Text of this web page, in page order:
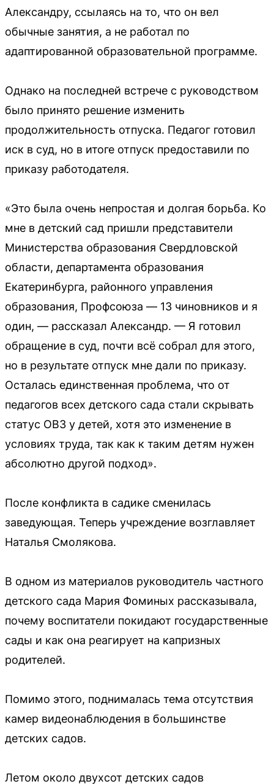
Александру, ссылаясь на то, что он вел
обычные занятия, а не работал по
адаптированной образовательной программе.
Однако на последней встрече с руководством
было принято решение изменить
продолжительность отпуска. Педагог готовил
иск в суд, но в итоге отпуск предоставили по
приказу работодателя.
«Это была очень непростая и долгая борьба. Ко
мне в детский сад пришли представители
Министерства образования Свердловской
области, департамента образования
Екатеринбурга, районного управления
образования, Профсоюза — 13 чиновников и я
один, — рассказал Александр. — Я готовил
обращение в суд, почти всё собрал для этого,
но в результате отпуск мне дали по приказу.
Осталась единственная проблема, что от
педагогов всех детского сада стали скрывать
статус ОВЗ у детей, хотя это изменение в
условиях труда, так как к таким детям нужен
абсолютно другой подход».
После конфликта в садике сменилась
заведующая. Теперь учреждение возглавляет
Наталья Смолякова.
В одном из материалов руководитель частного
детского сада Мария Фоминых рассказывала,
почему воспитатели покидают государственные
сады и как она реагирует на капризных
родителей.
Помимо этого, поднималась тема отсутствия
камер видеонаблюдения в большинстве
детских садов.
Летом около двухсот детских садов